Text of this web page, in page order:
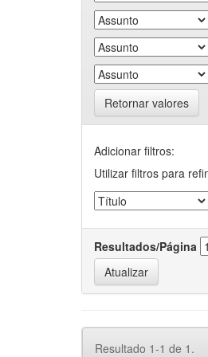
Retornar valores
Adicionar filtros:
Utilizar filtros para
Resultados/Página
Resultado 1-1 de 1.